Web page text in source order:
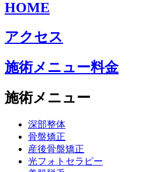
HOME
アクセス
施術メニュー料金
施術メニュー
深部整体
骨盤矯正
産後骨盤矯正
光フォトセラピー